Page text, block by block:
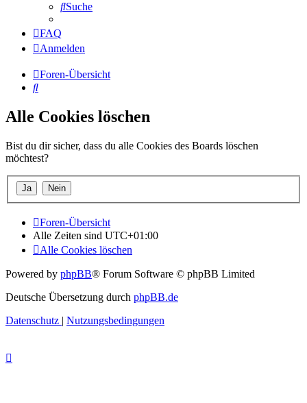
Suche
FAQ
Anmelden
Foren-Übersicht
Suche
Alle Cookies löschen
Bist du dir sicher, dass du alle Cookies des Boards löschen
möchtest?
Foren-Übersicht
Alle Zeiten sind UTC+01:00
Alle Cookies löschen
Powered by phpBB® Forum Software © phpBB Limited
Deutsche Übersetzung durch phpBB.de
Datenschutz | Nutzungsbedingungen